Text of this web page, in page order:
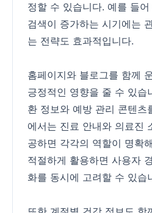
정할 수 있습니다. 예를 들
검색이 증가하는 시기에는
는 전략도 효과적입니다.
홈페이지와 블로그를 함께
긍정적인 영향을 줄 수 있습
환 정보와 예방 관리 콘텐츠
에서는 진료 안내와 의료진
공하면 각각의 역할이 명확
적절하게 활용하면 사용자
화를 동시에 고려할 수 있습